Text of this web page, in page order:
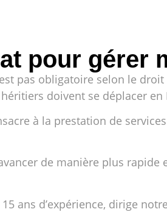
pour gérer
pas obligatoire selon le
doivent se déplacer en
à la prestation de
de manière plus rapide
ans d’expérience, dirige